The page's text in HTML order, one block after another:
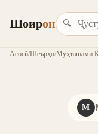
Шоирон 🔍
Асосӣ/Шеърҳо/Муҳташами
М